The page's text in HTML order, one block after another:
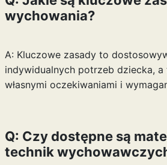
wychowania?
A: Kluczowe zasady to
indywidualnych potrzeb dziecka, a
własnymi oczekiwaniami i
Q: Czy dostępne są
technik